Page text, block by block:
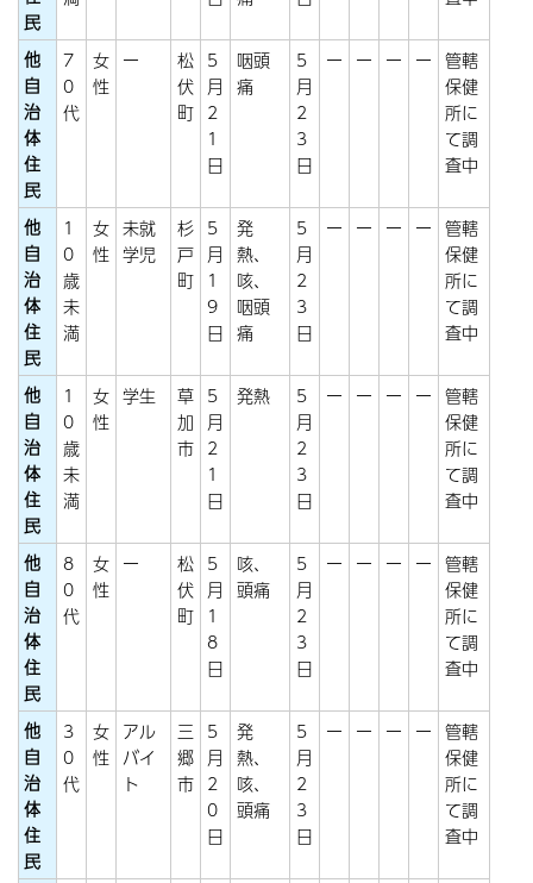
民
他
自
治
体
住
民
7
0
代
女
性
ー
松
伏
町
5
月
2
1
日
咽頭
痛
5
月
2
3
日
ー ー ー ー 管轄
保健
所に
て調
査中
他
自
治
体
住
民
1
0
歳
未
満
女
性
未就
学児
杉
戸
町
5
月
1
9
日
発
熱、
咳、
咽頭
痛
5
月
2
3
日
ー ー ー ー 管轄
保健
所に
て調
査中
他
自
治
体
住
民
1
0
歳
未
満
女
性
学生
草
加
市
5
月
2
1
日
発熱
5
月
2
3
日
ー ー ー ー 管轄
保健
所に
て調
査中
他
自
治
体
住
民
8
0
代
女
性
ー
松
伏
町
5
月
1
8
日
咳、
頭痛
5
月
2
3
日
ー ー ー ー 管轄
保健
所に
て調
査中
他
自
治
体
住
民
3
0
代
女
性
アル
バイ
ト
三
郷
市
5
月
2
0
日
発
熱、
咳、
頭痛
5
月
2
3
日
ー ー ー ー 管轄
保健
所に
て調
査中